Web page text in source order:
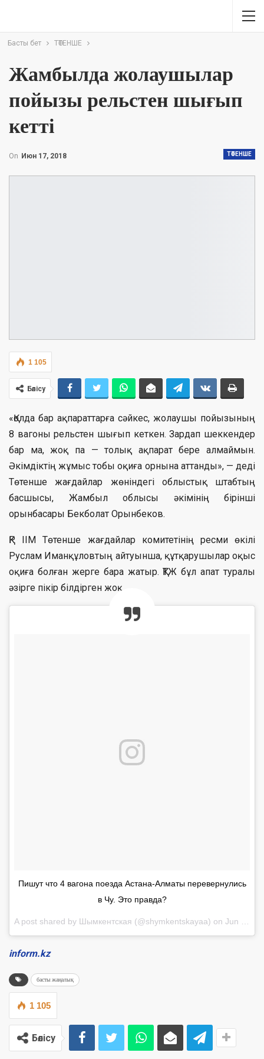
Басты бет ТӨТЕНШЕ
Жамбылда жолаушылар
пойызы рельстен шығып
кетті
ТӨТЕНШЕ
On Июн 17, 2018
1 105
Бөлісу
«Қолда бар ақпараттарға сәйкес, жолаушы пойызының
8 вагоны рельстен шығып кеткен. Зардап шеккендер
бар ма, жоқ па — толық ақпарат бере алмаймын.
Әкімдіктің жұмыс тобы оқиға орнына аттанды», — деді
Төтенше жағдайлар жөніндегі облыстық штабтың
басшысы, Жамбыл облысы әкімінің бірінші
орынбасары Бекболат Орынбеков.
ҚР ІІМ Төтенше жағдайлар комитетінің ресми өкілі
Руслам Иманқұловтың айтуынша, құтқарушылар оқыс
оқиға болған жерге бара жатыр. ҚТЖ бұл апат туралы
әзірге пікір білдірген жоқ.
Пишут что 4 вагона поезда Астана-Алматы перевернулись
в Чу. Это правда?
A post shared by Шымкентская (@shymkentskayaa) on Jun 17, 2018 at 1:27am PDT
inform.kz
басты жаңалық
1 105
Бөлісу